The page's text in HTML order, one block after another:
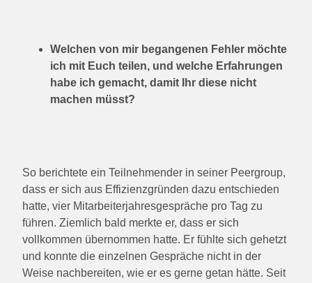
Welchen von mir begangenen Fehler möchte
ich mit Euch teilen, und welche Erfahrungen
habe ich gemacht, damit Ihr diese nicht
machen müsst?
So berichtete ein Teilnehmender in seiner Peergroup,
dass er sich aus Effizienzgründen dazu entschieden
hatte, vier Mitarbeiterjahresgespräche pro Tag zu
führen. Ziemlich bald merkte er, dass er sich
vollkommen übernommen hatte. Er fühlte sich gehetzt
und konnte die einzelnen Gespräche nicht in der
Weise nachbereiten, wie er es gerne getan hätte. Seit